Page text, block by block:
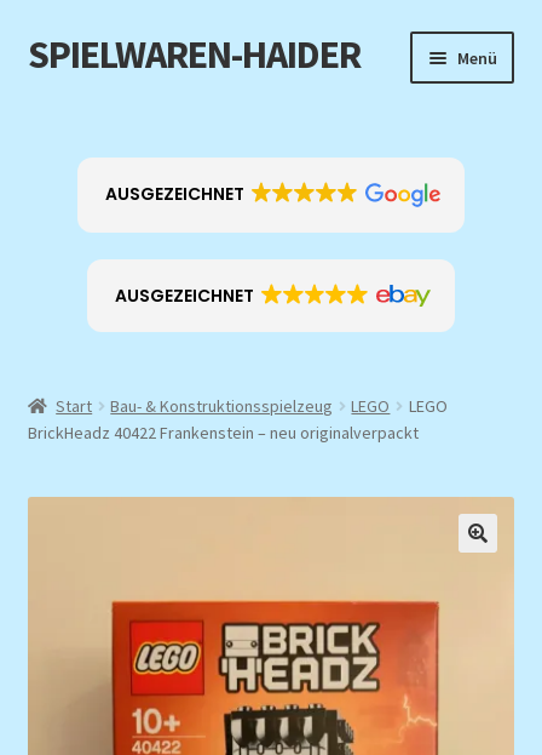
Zur
Navigation
Zum
Inhalt
SPIELWAREN-HAIDER Menü
ANGEBOTE
Kontakt
AUSGEZEICHNET
AUSGEZEICHNET
Start Bau- & Konstruktionsspielzeug LEGO
LEGO
BrickHeadz 40422 Frankenstein – neu originalverpackt